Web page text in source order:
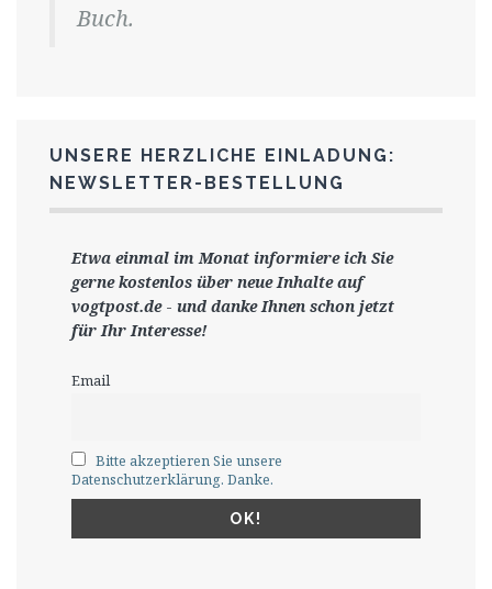
Buch.
UNSERE HERZLICHE EINLADUNG:
NEWSLETTER-BESTELLUNG
Etwa einmal im Monat informiere ich Sie
gernekostenlos über neue Inhalte auf
vogtpost.de- und danke Ihnen schon jetzt
für Ihr Interesse!
Email
Bitte akzeptieren Sie unsere
Datenschutzerklärung. Danke.